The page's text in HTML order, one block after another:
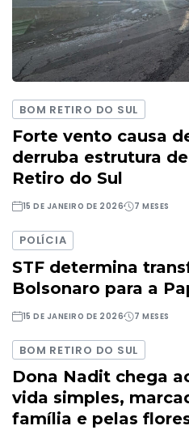
BOM RETIRO DO SUL
Forte vento causa
derruba estrutura
Retiro do Sul
15 DE JANEIRO DE 2026 7 MESES
POLÍCIA
STF determina
Bolsonaro para a
15 DE JANEIRO DE 2026 7 MESES
BOM RETIRO DO SUL
Dona Nadit chega
vida simples,
família e pelas